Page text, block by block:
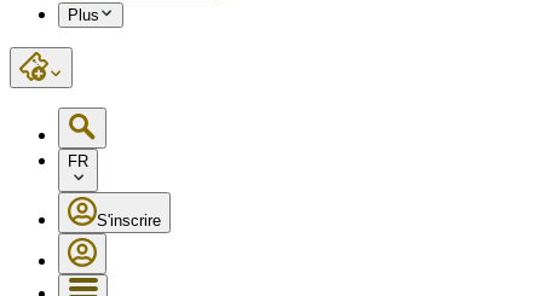
Plus
FR
S'inscrire